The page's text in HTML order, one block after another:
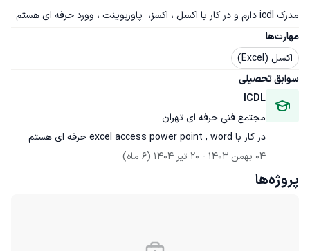
مدرک icdl دارم و در کار با اکسل ، اکسز،  پاورپوینت ، وورد حرفه ای هستم
مهارت‌ها
اکسل (Excel)
سوابق تحصیلی
ICDL
مجتمع فنی حرفه ای تهران
در کار با excel access power point , word حرفه ای هستم
04 بهمن 1403
- 20 تیر 1404 (6 ماه)
پروژه‌ها